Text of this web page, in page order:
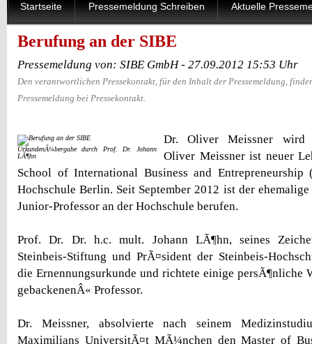
Startseite Pressemeldung Schreiben Aktuelle
Berufung an der SIBE
Pressemeldung von: SIBE GmbH - 27.09.2012 15:53 Uhr
Den verantwortlichen Pressekontakt, für den Inhalt der Pressemeldung,
Pressemeldung bei Pressekontakt.
Dr. Oliver Meissner wird
UrkundenÃ¼bergabe durch Prof. Dr. Johann
LÃ¶hn
Oliver Meissner ist neuer
School of International Business and Entrepreneurship
Hochschule Berlin. Seit September 2012 ist der
Junior-Professor an der Hochschule berufen.
Prof. Dr. Dr. h.c. mult. Johann LÃ¶hn, seines
Steinbeis-Stiftung und PrÃ¤sident der Steinbeis-
die Ernennungsurkunde und richtete einige persÃ¶nliche
gebackenenÂ« Professor.
Dr. Meissner, absolvierte nach seinem
Maximilians UniversitÃ¤t MÃ¼nchen den Master of